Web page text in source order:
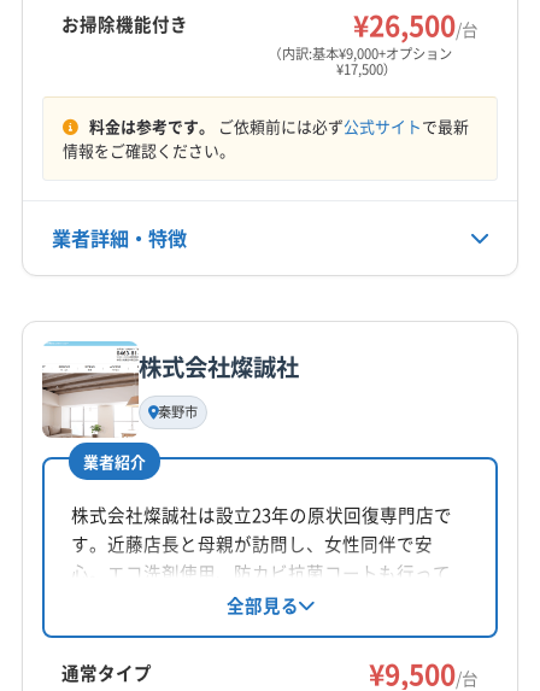
(神奈川県) 伊勢原市
(神奈川県) 横浜市磯子区
(神奈川県) 横浜市金沢区
(神奈川県) 横浜市戸塚区
(神奈川県) 横浜市港北区
(神奈川県) 横浜市中区
(神奈川県) 横浜市都筑区
(神奈川県) 横浜市南区
(神奈川県) 横浜市保土ケ谷区
(神奈川県) 横浜市緑区
(神奈川県) 海老名市
(神奈川県) 茅ヶ崎市
(神奈川県) 厚木市
(神奈川県) 高座郡寒川町
(神奈川県) 三浦郡葉山町
(神奈川県) 小田原市
(神奈川県) 川崎市宮前区
(神奈川県) 川崎市幸区
(神奈川県) 川崎市高津区
(神奈川県) 川崎市川崎区
(神奈川県) 相模原市中央区
定休日
日・水
0120-194-025
お掃除機能付き ¥26,500/台
（内訳:基本¥9,000+オプション
¥17,500）
料金は参考です。 ご依頼前には必ず公式サイトで最新
情報をご確認ください。
業者詳細・特徴
基本情報
代表者名
上村龍弘
所在地
静岡県沼津市
対応地域
伊豆の国市 伊豆市
御殿場市
三島市 沼津市 熱海市 富士宮市
富士市
賀茂郡河津町
賀茂郡西伊豆町
株式会社燦誠社
秦野市
業者紹介
株式会社燦誠社は設立23年の原状回復専門店で
す。近藤店長と母親が訪問し、女性同伴で安
心。エコ洗剤使用、防カビ抗菌コートも行って
います。年間1500件以上の実績があり、損害補
償保険に加入済み。エアコン以外に水回り清掃
やリフォームも一括受注可能です。神奈川県秦
全部見る
通常タイプ ¥9,500/台